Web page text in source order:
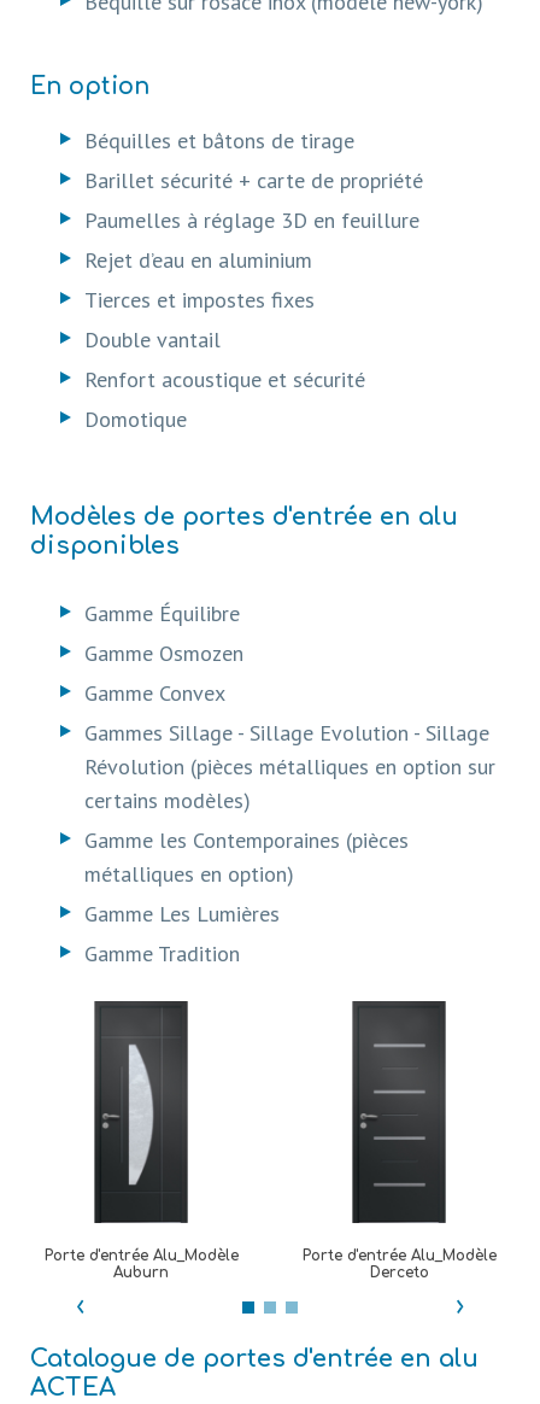
En option
Béquilles et bâtons de tirage
Barillet sécurité + carte de propriété
Paumelles à réglage 3D en feuillure
Rejet d’eau en aluminium
Tierces et impostes fixes
Double vantail
Renfort acoustique et sécurité
Domotique
Modèles de portes d'entrée en alu
disponibles
Gamme Équilibre
Gamme Osmozen
Gamme Convex
Gammes Sillage - Sillage Evolution - Sillage
Révolution (pièces métalliques en option sur
certains modèles)
Gamme les Contemporaines (pièces
métalliques en option)
Gamme Les Lumières
Gamme Tradition
Porte d'entrée Alu_Modèle
Auburn
Porte d'entrée Alu_Modèle
Derceto
‹ ›
Catalogue de portes d'entrée en alu
ACTEA